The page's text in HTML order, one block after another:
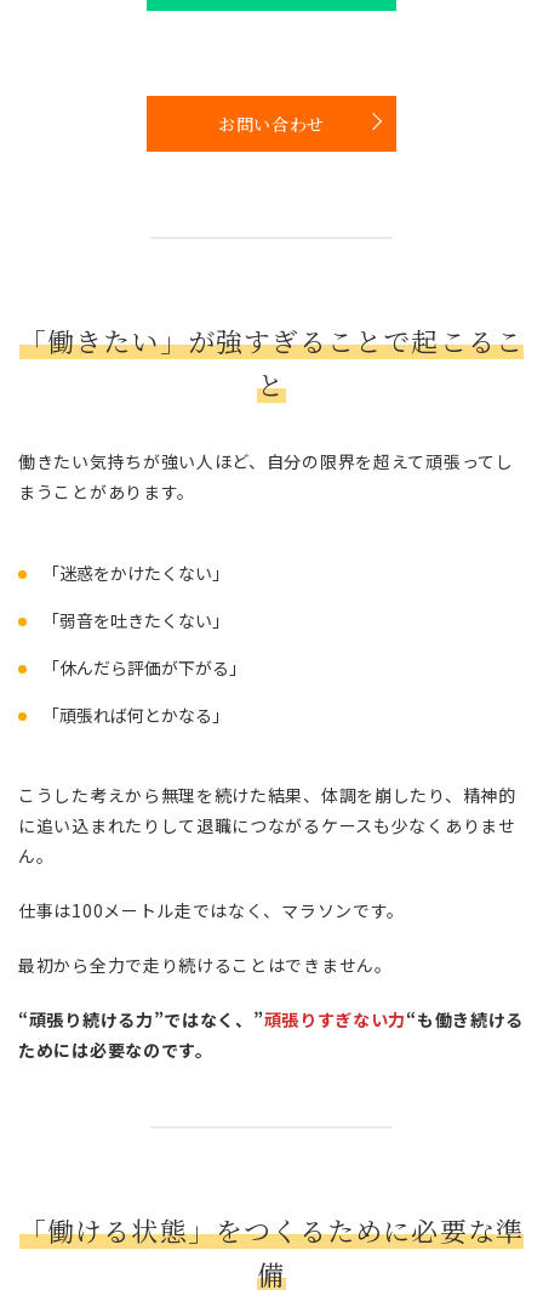
お問い合わせ
「働きたい」が強すぎることで起こるこ
と
働きたい気持ちが強い人ほど、自分の限界を超えて頑張ってし
まうことがあります。
「迷惑をかけたくない」
「弱音を吐きたくない」
「休んだら評価が下がる」
「頑張れば何とかなる」
こうした考えから無理を続けた結果、体調を崩したり、精神的
に追い込まれたりして退職につながるケースも少なくありませ
ん。
仕事は100メートル走ではなく、マラソンです。
最初から全力で走り続けることはできません。
“頑張り続ける力”ではなく、”頑張りすぎない力“も働き続ける
ためには必要なのです。
「働ける状態」をつくるために必要な準
備